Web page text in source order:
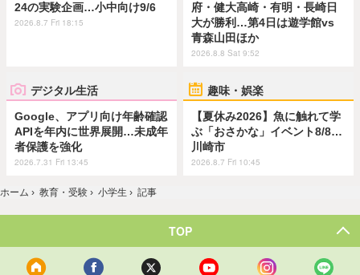
24の実験企画…小中向け9/6
2026.8.7 Fri 18:15
府・健大高崎・有明・長崎日
大が勝利…第4日は遊学館vs
青森山田ほか
2026.8.8 Sat 9:52
デジタル生活
Google、アプリ向け年齢確認
APIを年内に世界展開…未成年
者保護を強化
2026.7.31 Fri 13:45
趣味・娯楽
【夏休み2026】魚に触れて学
ぶ「おさかな」イベント8/8…
川崎市
2026.8.7 Fri 10:45
ホーム › 教育・受験 › 小学生 › 記事
TOP